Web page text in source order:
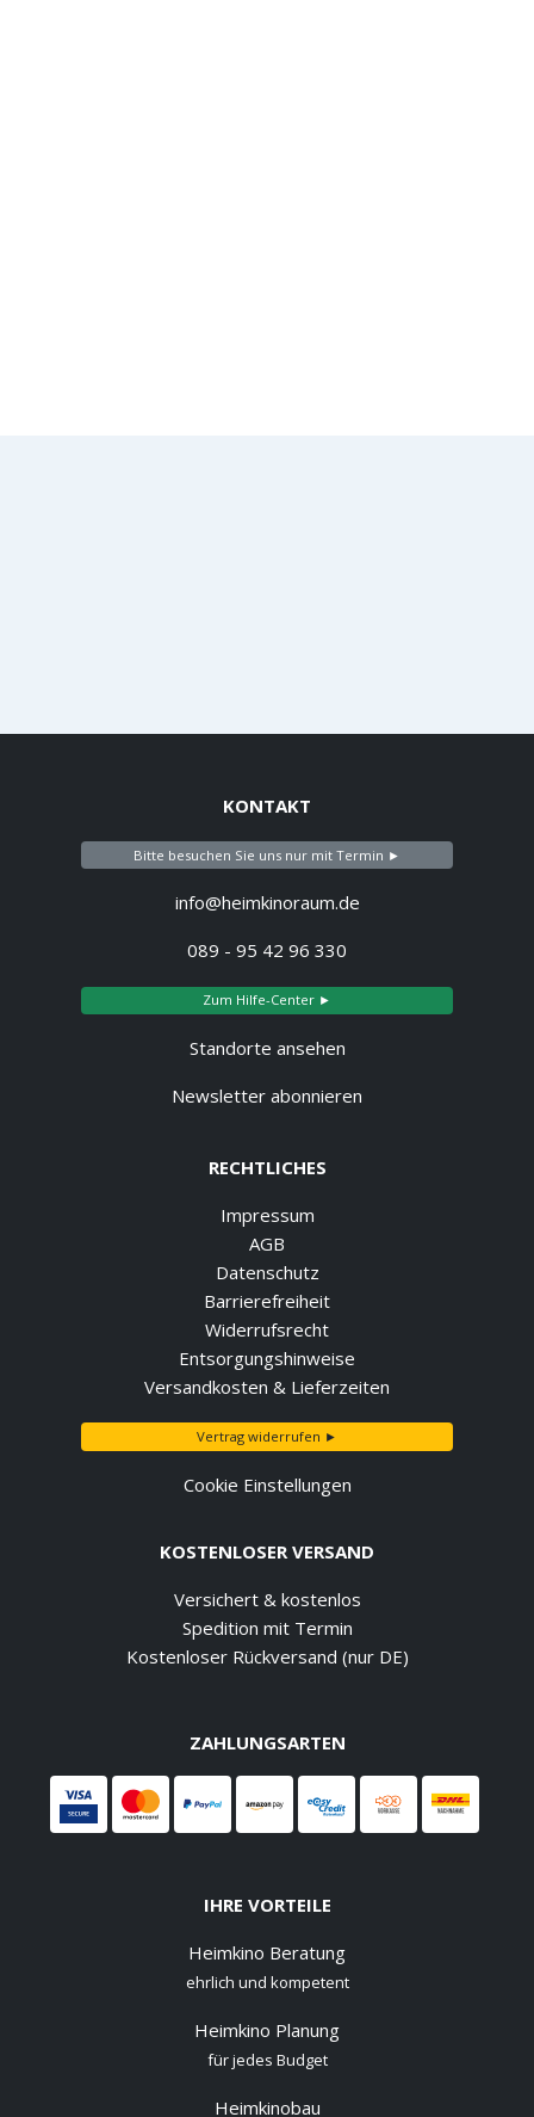
KONTAKT
Bitte besuchen Sie uns nur mit Termin ►
info@heimkinoraum.de
089 - 95 42 96 330
Zum Hilfe-Center ►
Standorte ansehen
Newsletter abonnieren
RECHTLICHES
Impressum
AGB
Datenschutz
Barrierefreiheit
Widerrufsrecht
Entsorgungshinweise
Versandkosten & Lieferzeiten
Vertrag widerrufen ►
Cookie Einstellungen
KOSTENLOSER VERSAND
Versichert & kostenlos
Spedition mit Termin
Kostenloser Rückversand (nur DE)
ZAHLUNGSARTEN
IHRE VORTEILE
Heimkino Beratung
ehrlich und kompetent
Heimkino Planung
für jedes Budget
Heimkinobau